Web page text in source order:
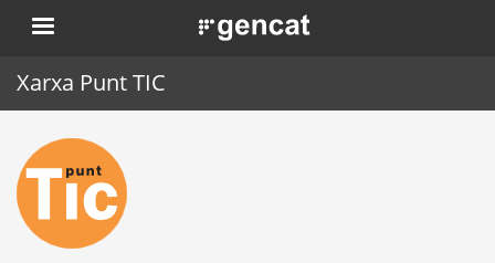
Pasar
al
. Obre en una nova finestra.
Xarxa Punt TIC
Inicio
Punt TIC
Actualidad